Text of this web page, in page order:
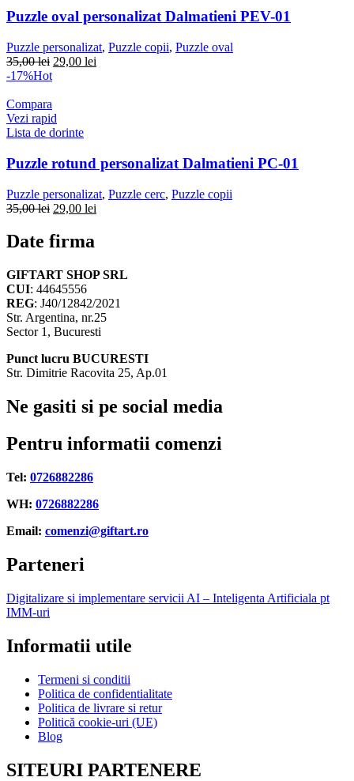
Puzzle oval personalizat Dalmatieni PEV-01
Puzzle personalizat, Puzzle copii, Puzzle oval
35,00lei Prețul
35,00 lei.
29,00 lei
-17%Hot
Compara
Vezi rapid
Lista de dorinte
Puzzle rotund personalizat Dalmatieni PC-01
Puzzle personalizat, Puzzle cerc, Puzzle copii
35,00lei Prețul
a
fost:
29,00 lei
Date firma
GIFTART SHOP SRL
CUI: 44645556
REG: J40/12842/2021
Str. Argentina, nr.25
Sector 1, Bucuresti
Punct lucru BUCURESTI
Str. Dimitrie Racovita 25, Ap.01
Ne gasiti si pe social media
Pentru informatii comenzi
Tel: 0726882286
WH: 0726882286
Email: comenzi@giftart.ro
Parteneri
Digitalizare si implementare servicii AI – Inteligenta Artificiala pt
IMM-uri
Informatii utile
Termeni si conditii
Politica de confidentialitate
Politica de livrare si retur
Politică cookie-uri (UE)
Blog
SITEURI PARTENERE